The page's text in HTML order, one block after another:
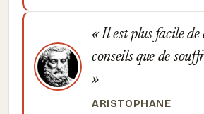
Il est plus facile de
conseils que de
ARISTOPHANE